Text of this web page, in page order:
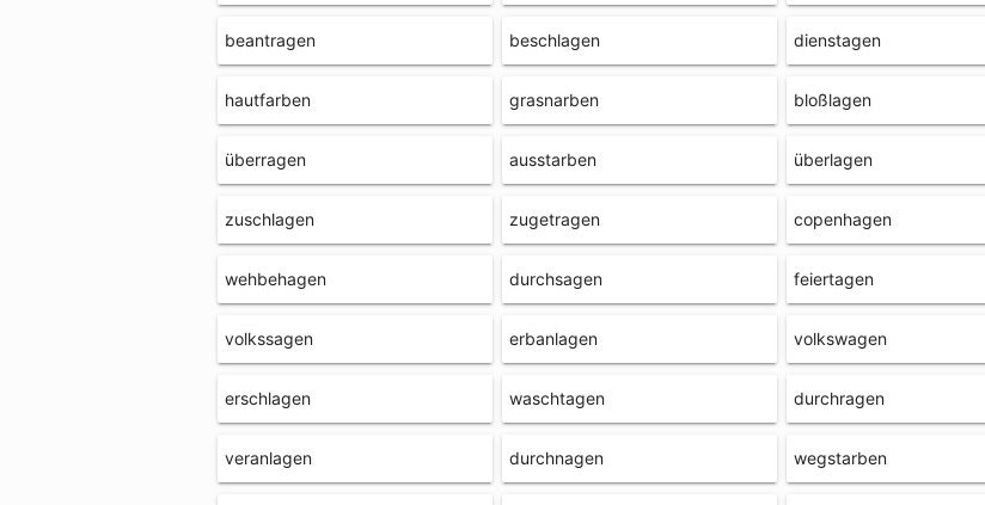
beantragen beschlagen dienstagen
hautfarben grasnarben bloßlagen
überragen ausstarben überlagen
zuschlagen zugetragen copenhagen
wehbehagen durchsagen feiertagen
volkssagen erbanlagen volkswagen
erschlagen waschtagen durchragen
veranlagen durchnagen wegstarben